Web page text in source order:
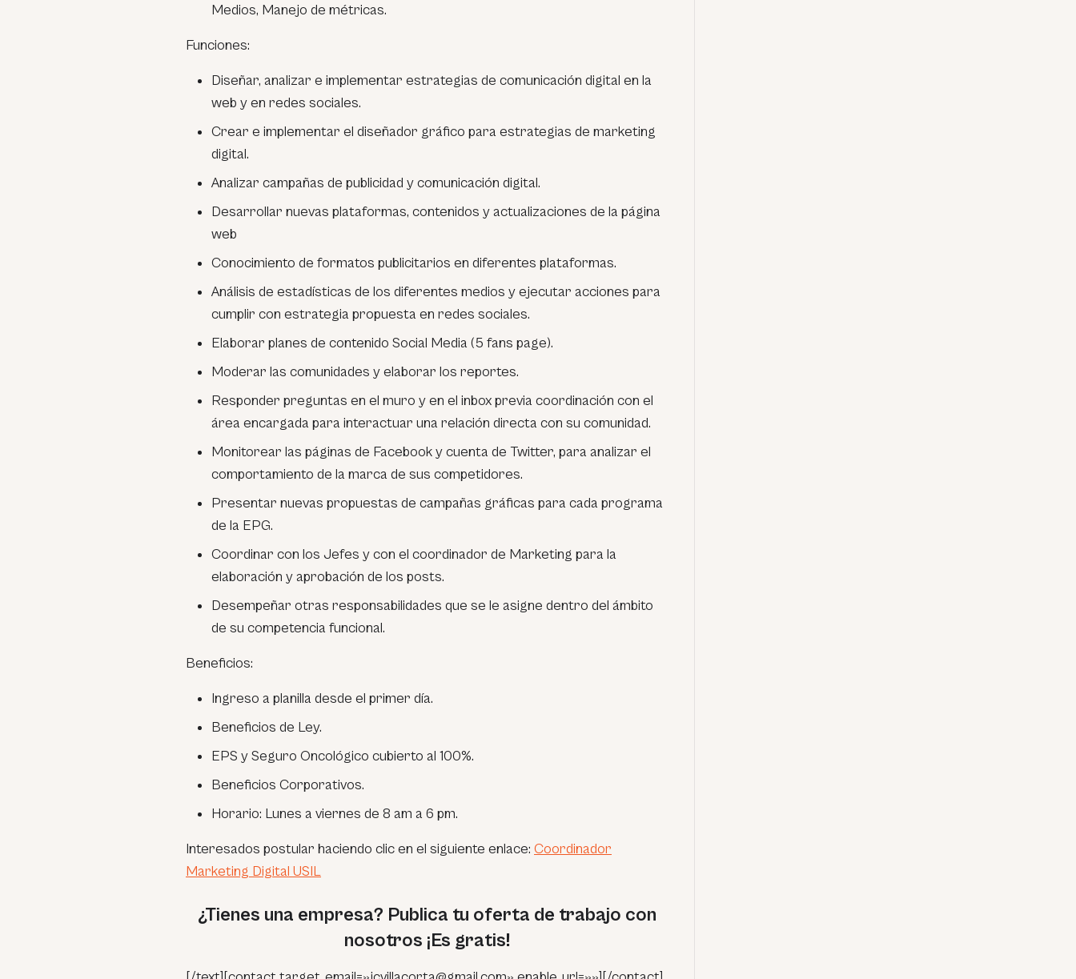
Medios, Manejo de métricas.
Funciones:
Diseñar, analizar e implementar estrategias de comunicación digital en la
web y en redes sociales.
Crear e implementar el diseñador gráfico para estrategias de marketing
digital.
Analizar campañas de publicidad y comunicación digital.
Desarrollar nuevas plataformas, contenidos y actualizaciones de la página
web
Conocimiento de formatos publicitarios en diferentes plataformas.
Análisis de estadísticas de los diferentes medios y ejecutar acciones para
cumplir con estrategia propuesta en redes sociales.
Elaborar planes de contenido Social Media (5 fans page).
Moderar las comunidades y elaborar los reportes.
Responder preguntas en el muro y en el inbox previa coordinación con el
área encargada para interactuar una relación directa con su comunidad.
Monitorear las páginas de Facebook y cuenta de Twitter, para analizar el
comportamiento de la marca de sus competidores.
Presentar nuevas propuestas de campañas gráficas para cada programa
de la EPG.
Coordinar con los Jefes y con el coordinador de Marketing para la
elaboración y aprobación de los posts.
Desempeñar otras responsabilidades que se le asigne dentro del ámbito
de su competencia funcional.
Beneficios:
Ingreso a planilla desde el primer día.
Beneficios de Ley.
EPS y Seguro Oncológico cubierto al 100%.
Beneficios Corporativos.
Horario: Lunes a viernes de 8 am a 6 pm.
Interesados postular haciendo clic en el siguiente enlace: Coordinador
Marketing Digital USIL
¿Tienes una empresa? Publica tu oferta de trabajo con
nosotros ¡Es gratis!